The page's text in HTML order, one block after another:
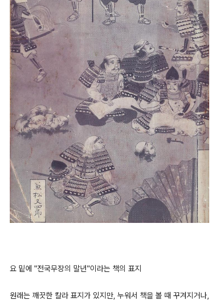
요 밑에 "전국무장의 말년"이라는 책의 표지
원래는 깨끗한 칼라 표지가 있지만, 누워서 책을 볼 때 꾸겨지거나,